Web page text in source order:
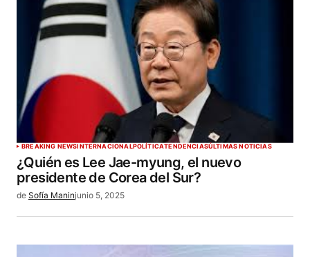
BREAKING NEWSINTERNACIONALPOLÍTICATENDENCIASÚLTIMAS NOTICIAS
¿Quién es Lee Jae-myung, el nuevo
presidente de Corea del Sur?
de Sofía Maninjunio 5, 2025